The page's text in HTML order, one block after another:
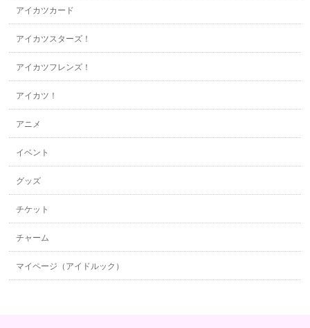
アイカツカード
アイカツスターズ！
アイカツフレンズ！
アイカツ！
アニメ
イベント
グッズ
チケット
チャーム
マイページ（アイドルック）